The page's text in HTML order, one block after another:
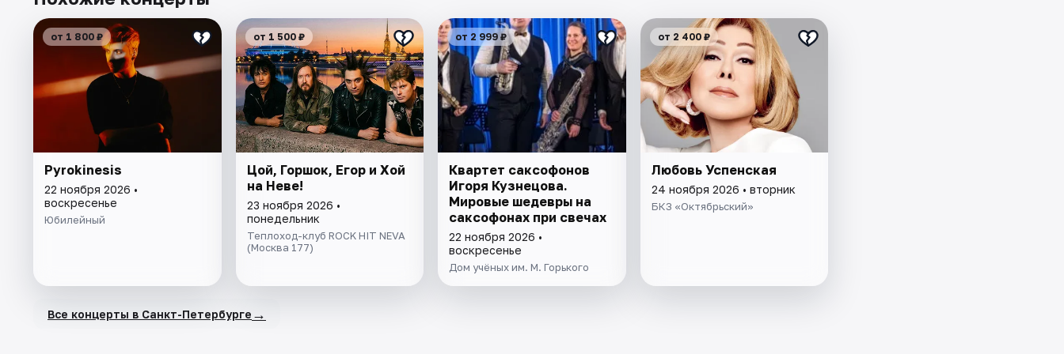
от 1 800 ₽
Pyrokinesis
22 ноября 2026 •
воскресенье
Юбилейный
от 1 500 ₽
Цой, Горшок, Егор и Хой
на Неве!
23 ноября 2026 •
понедельник
Теплоход-клуб ROCK HIT NEVA
(Москва 177)
от 2 999 ₽
Квартет саксофонов
Игоря Кузнецова.
Мировые шедевры на
саксофонах при свечах
22 ноября 2026 •
воскресенье
Дом учёных им. М. Горького
от 2 400 ₽
Любовь Успенская
24 ноября 2026 • вторник
БКЗ «Октябрьский»
Все концерты в Санкт-Петербурге →